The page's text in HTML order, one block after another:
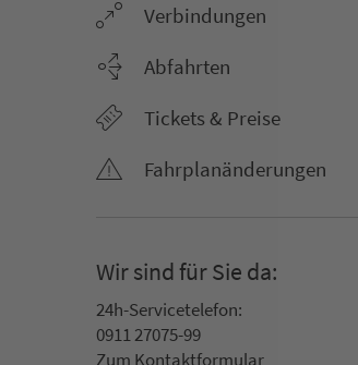
Ver­bin­dungen
Abfahrten
Tickets & Preise
Fahr­plan­ände­rungen
Wir sind für Sie da:
24h-Ser­vice­te­le­fon:
0911 27075-99
Zum Kon­taktformular